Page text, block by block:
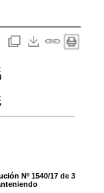
Nº 1540/17 de 3